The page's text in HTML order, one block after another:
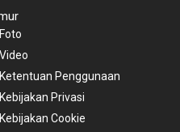
Foto
Video
Ketentuan Penggunaan
Kebijakan Privasi
Kebijakan Cookie